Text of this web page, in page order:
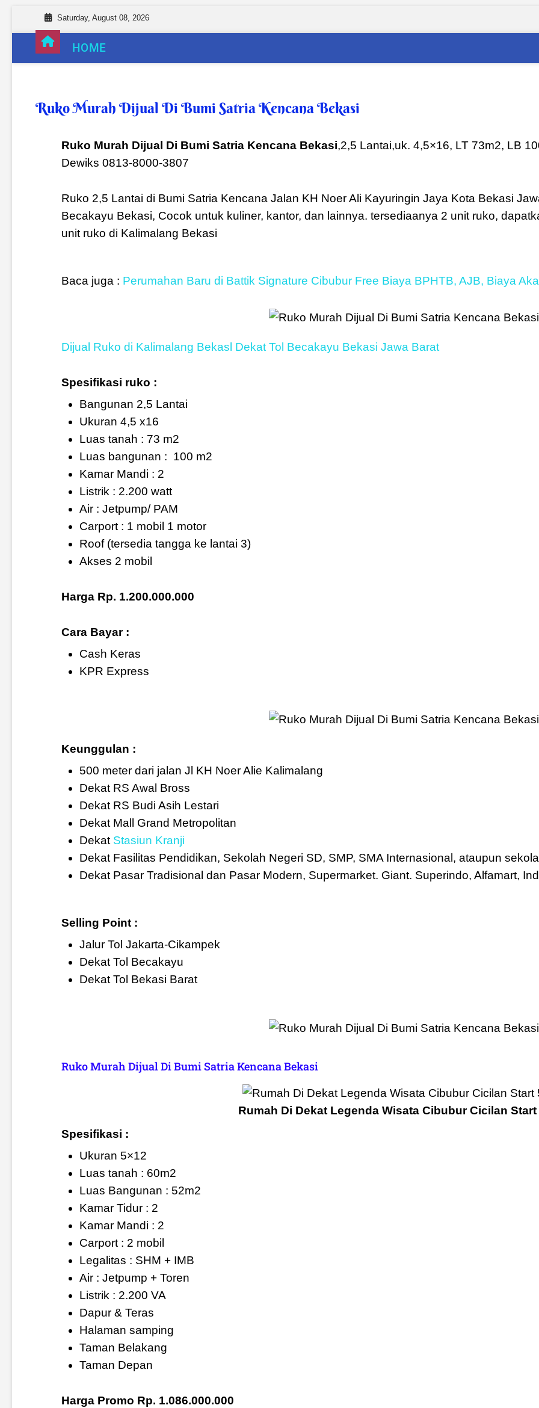
Saturday, August 08, 2026
HOME
Ruko Murah Dijual Di Bumi Satria Kencana Bekasi
Ruko Murah Dijual Di Bumi Satria Kencana Bekasi,2,5 Lantai,uk. 4,5×16, LT 73m2, LB
Dewiks 0813-8000-3807
Ruko 2,5 Lantai di Bumi Satria Kencana Jalan KH Noer Ali Kayuringin Jaya Kota Bekasi
Becakayu Bekasi, Cocok untuk kuliner, kantor, dan lainnya. tersediaanya 2 unit ruko,
unit ruko di Kalimalang Bekasi
Baca juga : Perumahan Baru di Battik Signature Cibubur Free Biaya BPHTB, AJB, Biaya
Dijual Ruko di Kalimalang Bekasl Dekat Tol Becakayu Bekasi Jawa Barat
Spesifikasi ruko :
Bangunan 2,5 Lantai
Ukuran 4,5 x16
Luas tanah : 73 m2
Luas bangunan : 100 m2
Kamar Mandi : 2
Listrik : 2.200 watt
Air : Jetpump/ PAM
Carport : 1 mobil 1 motor
Roof (tersedia tangga ke lantai 3)
Akses 2 mobil
Harga Rp. 1.200.000.000
Cara Bayar :
Cash Keras
KPR Express
Keunggulan :
500 meter dari jalan Jl KH Noer Alie Kalimalang
Dekat RS Awal Bross
Dekat RS Budi Asih Lestari
Dekat Mall Grand Metropolitan
Dekat Stasiun Kranji
Dekat Fasilitas Pendidikan, Sekolah Negeri SD, SMP, SMA Internasional, ataupun
Dekat Pasar Tradisional dan Pasar Modern, Supermarket. Giant. Superindo, Alfamart,
Selling Point :
Jalur Tol Jakarta-Cikampek
Dekat Tol Becakayu
Dekat Tol Bekasi Barat
Ruko Murah Dijual Di Bumi Satria Kencana Bekasi
Rumah Di Dekat Legenda Wisata Cibubur Cicilan
Spesifikasi :
Ukuran 5×12
Luas tanah : 60m2
Luas Bangunan : 52m2
Kamar Tidur : 2
Kamar Mandi : 2
Carport : 2 mobil
Legalitas : SHM + IMB
Air : Jetpump + Toren
Listrik : 2.200 VA
Dapur & Teras
Halaman samping
Taman Belakang
Taman Depan
Harga Promo Rp. 1.086.000.000